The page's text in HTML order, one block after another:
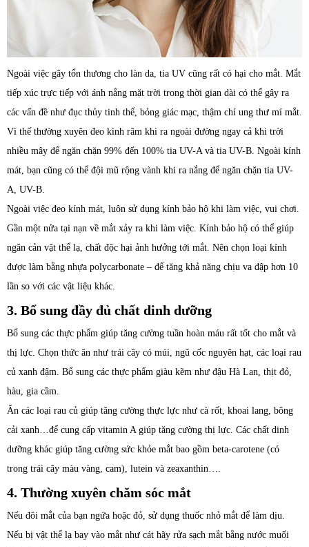
Ngoài việc gây tổn thương cho làn da, tia UV cũng rất có hại cho mắt. Mắt
tiếp xúc trực tiếp với ánh nắng mặt trời trong thời gian dài có thể gây ra
các vấn đề như đục thủy tinh thể, bỏng giác mạc, thậm chí ung thư mí mắt.
Vì thế thường xuyên đeo kình râm khi ra ngoài đường ngay cả khi trời
nhiều mây để ngăn chặn 99% đến 100% tia UV-A và tia UV-B. Ngoài kính
mát, bạn cũng có thể đội mũ rộng vành khi ra nắng để ngăn chặn tia UV-
A, UV-B.
Ngoài việc đeo kính mát, luôn sử dụng kính bảo hộ khi làm việc, vui chơi.
Gần một nửa tại nạn về mắt xảy ra khi làm việc. Kính bảo hộ có thể giúp
ngăn cản vật thể lạ, chất độc hại ảnh hưởng tới mắt. Nên chọn loại kính
được làm bằng nhựa polycarbonate – để tăng khả năng chịu va đập hơn 10
lần so với các vật liệu khác.
3. Bổ sung đầy đủ chất dinh dưỡng
Bổ sung các thực phẩm giúp tăng cường tuần hoàn máu rất tốt cho mắt và
thị lực. Chọn thức ăn như trái cây có múi, ngũ cốc nguyên hạt, các loại rau
củ xanh đậm. Bổ sung các thực phẩm giàu kẽm như đậu Hà Lan, thịt đỏ,
hàu, gia cầm.
Ăn các loại rau củ giúp tăng cường thực lực như cà rốt, khoai lang, bông
cải xanh…để cung cấp vitamin A giúp tăng cường thị lực. Các chất dinh
dưỡng khác giúp tăng cường sức khỏe mắt bao gồm beta-carotene (có
trong trái cây màu vàng, cam), lutein và zeaxanthin….
4. Thường xuyên chăm sóc mắt
Nếu đôi mắt của bạn ngứa hoặc đỏ, sử dụng thuốc nhỏ mắt để làm dịu.
Nếu bị vật thể lạ bay vào mắt như cát hãy rửa sạch mắt bằng nước muối